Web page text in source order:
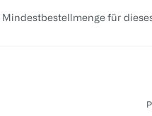
Mindestbestellmenge für